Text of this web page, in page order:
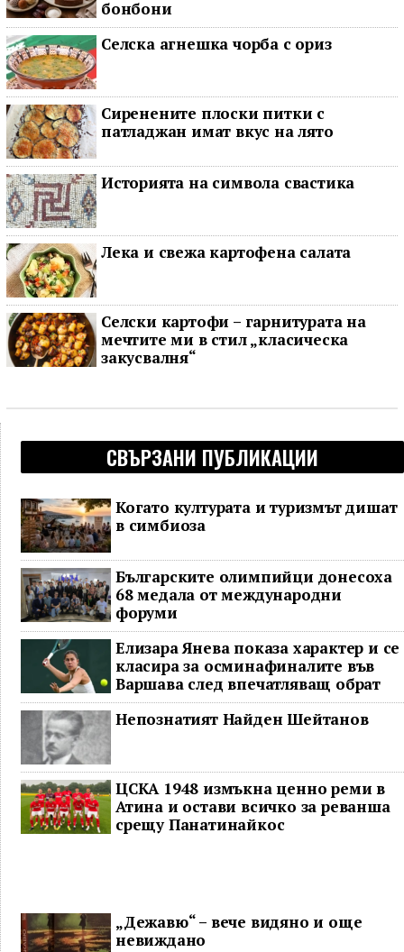
бонбони
Селска агнешка чорба с ориз
Сиренените плоски питки с
патладжан имат вкус на лято
Историята на символа свастика
Лека и свежа картофена салата
Селски картофи – гарнитурата на
мечтите ми в стил „класическа
закусвалня“
СВЪРЗАНИ ПУБЛИКАЦИИ
Когато културата и туризмът дишат
в симбиоза
Българските олимпийци донесоха
68 медала от международни
форуми
Елизара Янева показа характер и се
класира за осминафиналите във
Варшава след впечатляващ обрат
Непознатият Найден Шейтанов
ЦСКА 1948 измъкна ценно реми в
Атина и остави всичко за реванша
срещу Панатинайкос
„Дежавю“ – вече видяно и още
невиждано